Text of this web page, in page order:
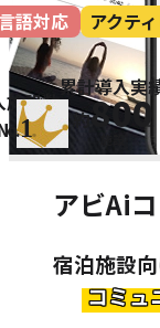
語対応 アクテ
施設数
1※
累計導入実
約800
アビAi
宿泊施設
コミュ